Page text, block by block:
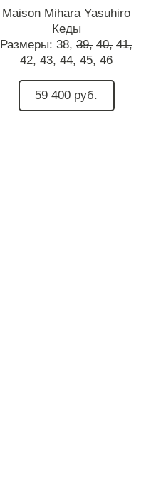
Maison Mihara Yasuhiro
Кеды
Размеры: 38, 39, 40, 41,
42, 43, 44, 45, 46
59 400 руб.